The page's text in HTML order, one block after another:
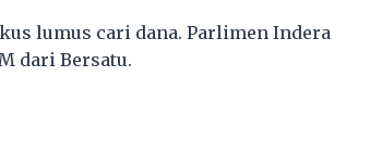
lumus cari dana. Parlimen Indera
dari Bersatu.